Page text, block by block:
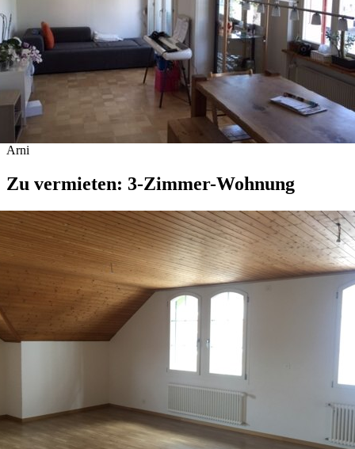
Arni
Zu vermieten: 3-Zimmer-Wohnung